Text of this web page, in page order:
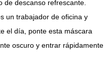
de descanso refrescante.
un trabajador de oficina y
el día, ponte esta máscara
oscuro y entrar rápidamente